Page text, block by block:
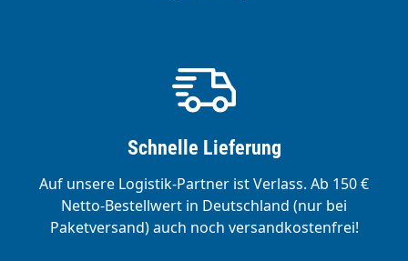
Schnelle Lieferung
Auf unsere Logistik-Partner ist Verlass. Ab 150 €
Netto-Bestellwert in Deutschland (nur bei
Paketversand) auch noch versandkostenfrei!